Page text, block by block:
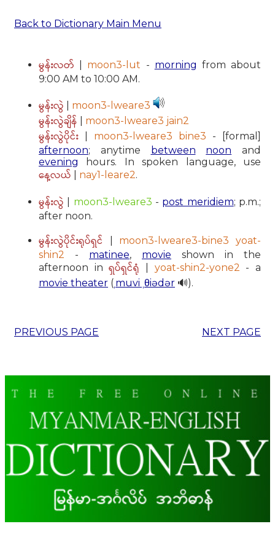
Back to Dictionary Main Menu
မွန်းလတ် moon3-lut - morning from about
9:00 AM to 10:00 AM.
မွန်းလွဲ moon3-lweare3
မွန်းလွဲချိန် moon3-lweare3 jain2
မွန်းလွဲပိုင်း moon3-lweare3 bine3 - [formal]
afternoon; anytime between noon and
evening
hours. In spoken language, use
နေ့လယ် nay1-leare2.
မွန်းလွဲ moon3-lweare3 - post meridiem; p.m.;
after noon.
မွန်းလွဲပိုင်းရုပ်ရှင်
moon3-lweare3-bine3 yoat-
shin2
- matinee, movie shown in the
afternoon inရှပ်ရှင်ရုံ yoat-shin2-yone2 - a
movie theater ( ˌmuvi ˌθiədər 🔊).
PREVIOUS PAGE NEXT PAGE